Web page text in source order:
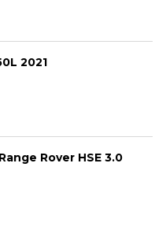
2021
Rover HSE 3.0